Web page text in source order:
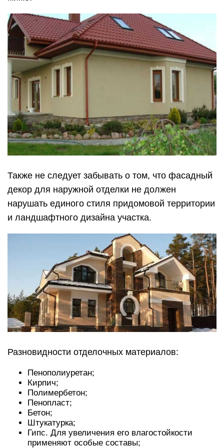
Также не следует забывать о том, что фасадный
декор для наружной отделки не должен
нарушать единого стиля придомовой территории
и ландшафтного дизайна участка.
Разновидности отделочных материалов:
Пенополиуретан;
Кирпич;
Полимербетон;
Пенопласт;
Бетон;
Штукатурка;
Гипс. Для увеличения его влагостойкости
применяют особые составы;